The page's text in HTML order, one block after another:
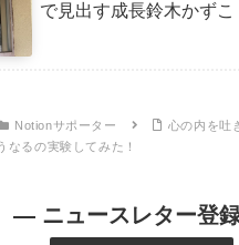
で見出す成長鈴木かずこ
Notionサポーター
心の内を吐
なるの実験してみた！
— ニュースレター登